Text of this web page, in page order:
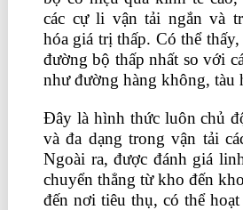
các cự li vận tải ngắn và
hóa giá trị thấp. Có thể
đường bộ thấp nhất so với
như đường hàng không, tàu
Đây là hình thức luôn chủ
và đa dạng trong vận tải
Ngoài ra, được đánh giá
chuyển thẳng từ kho đến
đến nơi tiêu thụ, có thể